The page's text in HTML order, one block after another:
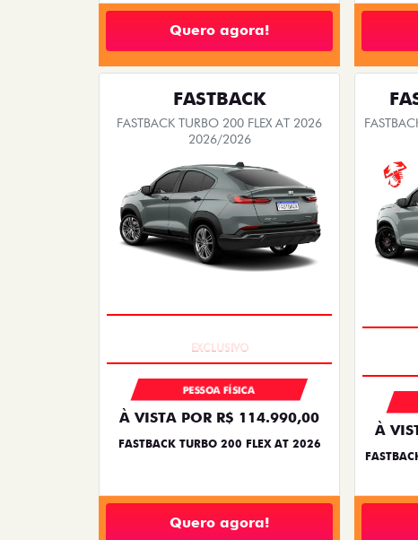
Quero agora!
FASTBACK
FASTBACK TURBO 200 FLEX AT 2026
2026/2026
PESSOA FÍSICA
À VISTA POR R$ 114.990,00
FASTBACK TURBO 200 FLEX AT 2026
Quero agora!
À